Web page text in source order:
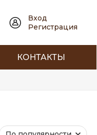
Вход
Регистрация
КОНТАКТЫ